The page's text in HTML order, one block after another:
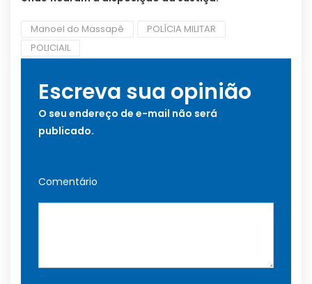
Manoel do Massapê
POLÍCIA MILITAR
POLICIAIL
Escreva sua opinião
O seu endereço de e-mail não será
publicado.
Comentário